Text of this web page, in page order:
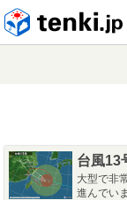
台風13
大型で非
進んでい